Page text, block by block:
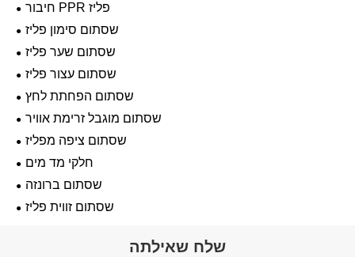
חיבור PPR פליז
שסתום סימון פליז
שסתום שער פליז
שסתום עצור פליז
שסתום הפחתת לחץ
שסתום מוגבל זרימת אוויר
שסתום ציפה מפליז
חלקי מד מים
שסתום ברונזה
שסתום זווית פליז
שלח שאילתה